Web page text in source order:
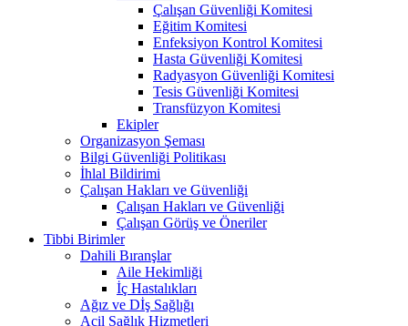
Çalışan Güvenliği Komitesi
Eğitim Komitesi
Enfeksiyon Kontrol Komitesi
Hasta Güvenliği Komitesi
Radyasyon Güvenliği Komitesi
Tesis Güvenliği Komitesi
Transfüzyon Komitesi
Ekipler
Organizasyon Şeması
Bilgi Güvenliği Politikası
İhlal Bildirimi
Çalışan Hakları ve Güvenliği
Çalışan Hakları ve Güvenliği
Çalışan Görüş ve Öneriler
Tibbi Birimler
Dahili Bıranşlar
Aile Hekimliği
İç Hastalıkları
Ağız ve Dİş Sağlığı
Acil Sağlık Hizmetleri